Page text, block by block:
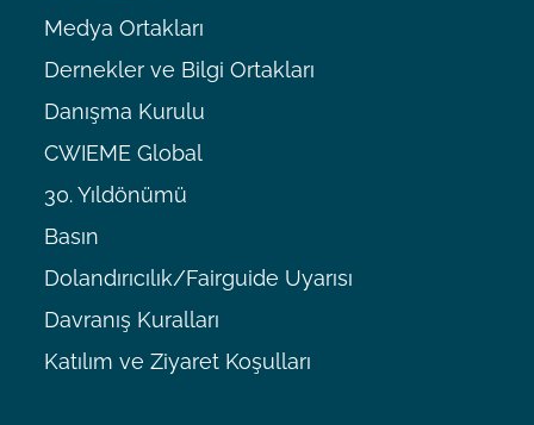
Medya Ortakları
Dernekler ve Bilgi Ortakları
Danışma Kurulu
CWIEME Global
30. Yıldönümü
Basın
Dolandırıcılık/Fairguide Uyarısı
Davranış Kuralları
Katılım ve Ziyaret Koşulları